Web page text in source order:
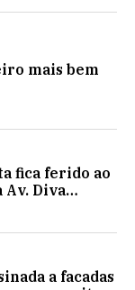
mais bem
fica ferido ao
Diva
a facadas